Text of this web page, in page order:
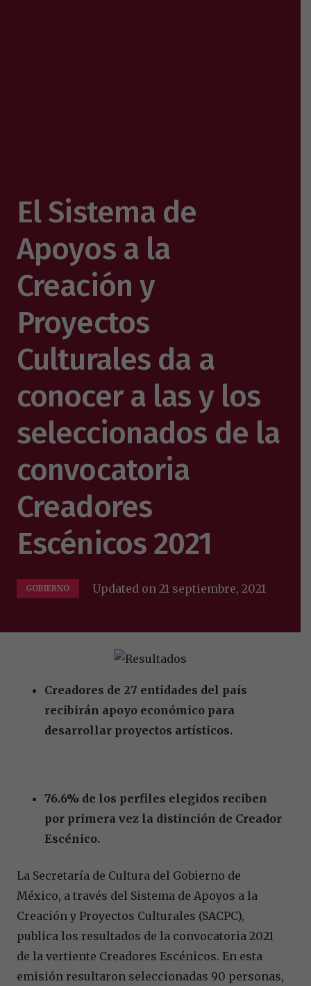
El Sistema de
Apoyos a la
Creación y
Proyectos
Culturales da a
conocer a las y los
seleccionados de la
convocatoria
Creadores
Escénicos 2021
GOBIERNO Updated on21 septiembre, 2021
Creadores de 27 entidades del país
recibirán apoyo económico para
desarrollar proyectos artísticos.
76.6% de los perfiles elegidos reciben
por primera vez la distinción de Creador
Escénico.
La Secretaría de Cultura del Gobierno de
México, a través del Sistema de Apoyos a la
Creación y Proyectos Culturales (SACPC),
publica los resultados de la convocatoria 2021
de la vertiente Creadores Escénicos. En esta
emisión resultaron seleccionadas 90 personas,